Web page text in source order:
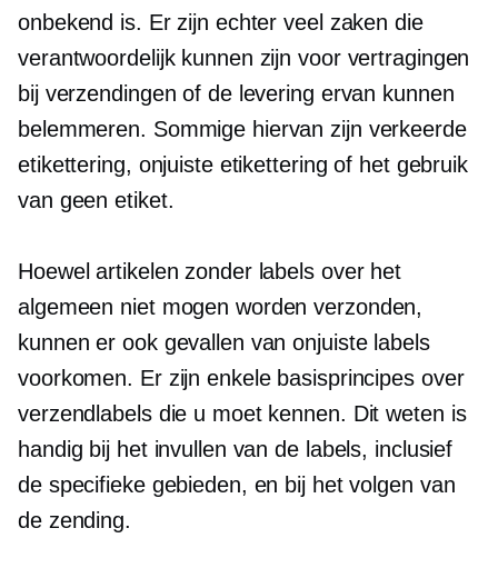
onbekend is. Er zijn echter veel zaken die
verantwoordelijk kunnen zijn voor vertragingen
bij verzendingen of de levering ervan kunnen
belemmeren. Sommige hiervan zijn verkeerde
etikettering, onjuiste etikettering of het gebruik
van geen etiket.
Hoewel artikelen zonder labels over het
algemeen niet mogen worden verzonden,
kunnen er ook gevallen van onjuiste labels
voorkomen. Er zijn enkele basisprincipes over
verzendlabels die u moet kennen. Dit weten is
handig bij het invullen van de labels, inclusief
de specifieke gebieden, en bij het volgen van
de zending.